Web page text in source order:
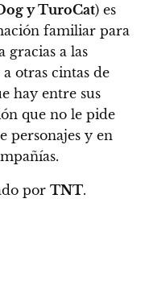
y TuroCat) es
familiar para
gracias a las
otras cintas de
hay entre sus
que no le pide
personajes y en
por TNT.